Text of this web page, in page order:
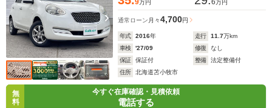
9万円 6万円
通常ローン 月々4,700円
年式 2016年 走行 11.7万km
車検
'27/09 修復
なし
保証
保証付 整備
法定整備付
住所
北海道苫小牧市
無
料
今すぐ在庫確認・見積依頼
電話する